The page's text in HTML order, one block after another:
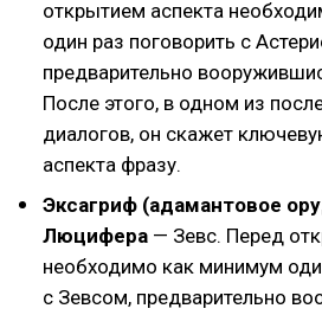
открытием аспекта
один раз поговорить с
предварительно
После этого, в одном из
диалогов, он скажет
аспекта фразу.
Эксагриф (адамантовое
Люцифера — Зевс. Перед
необходимо как минимум
с Зевсом, предварительно